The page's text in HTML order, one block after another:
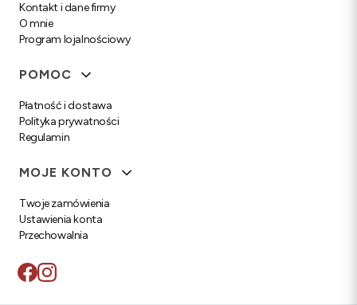
Kontakt i dane firmy
O mnie
Program lojalnościowy
POMOC
Płatność i dostawa
Polityka prywatności
Regulamin
MOJE KONTO
Twoje zamówienia
Ustawienia konta
Przechowalnia